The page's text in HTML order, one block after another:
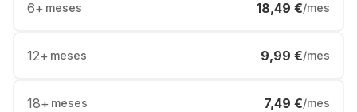
6+ meses 18,49 €/mes
12+ meses 9,99 €/mes
18+ meses 7,49 €/mes